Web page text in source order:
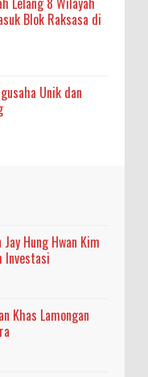
Blok Raksasa di
Unik dan
Hung Hwan Kim
Investasi
Khas Lamongan